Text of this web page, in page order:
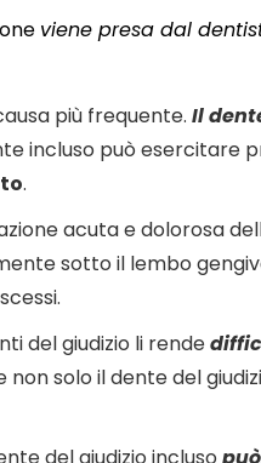
viene presa dal
più frequente.Il
incluso può esercitare
.
acuta e dolorosa
sotto il lembo
.
del giudizio li rende
non solo il dente del
del giudizio incluso